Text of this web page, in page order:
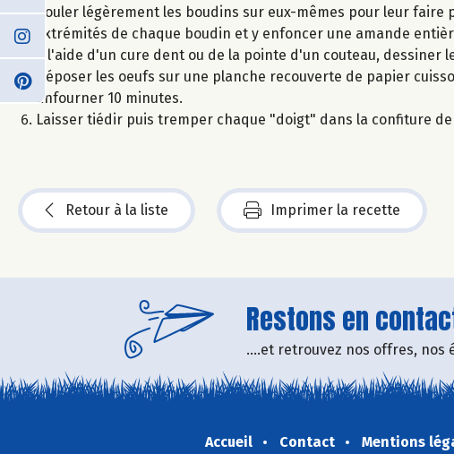
Rouler légèrement les boudins sur eux-mêmes pour leur
extrémités de chaque boudin et y enfoncer une amande
A l'aide d'un cure dent ou de la pointe d'un couteau, dessiner
Déposer les oeufs sur une planche recouverte de papier
Enfourner 10 minutes.
Laisser tiédir puis tremper chaque "doigt" dans la confiture
Retour à la liste Imprimer la recette
Restons en
....et retrouvez nos offres, nos
Accueil Contact Mentions